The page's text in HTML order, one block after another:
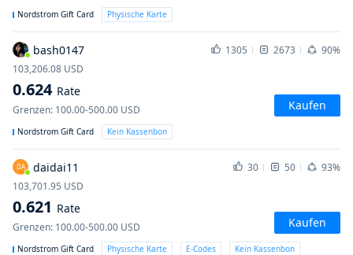
Nordstrom Gift Card Physische Karte
bash0147 1305 2673
90%
103,206.08 USD
0.624 Rate
Grenzen: 100.00-500.00 USD Kaufen
Nordstrom Gift Card Kein Kassenbon
DA daidai11 30 50
93%
103,701.95 USD
0.621 Rate
Grenzen: 100.00-500.00 USD Kaufen
Nordstrom Gift Card Physische Karte E-Codes Kein Kassenbon